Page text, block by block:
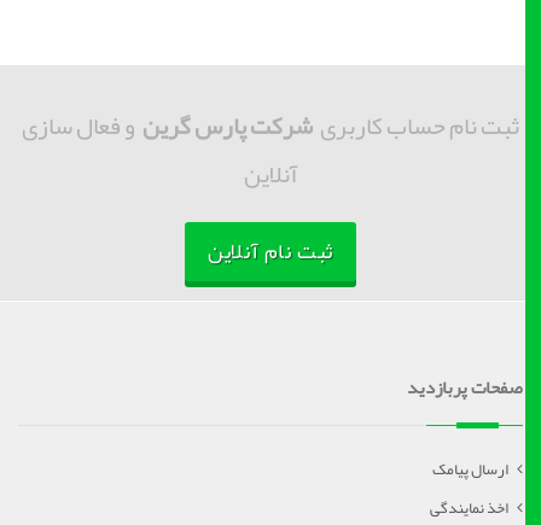
ثبت نام حساب کاربریشرکت پارس گرینو فعال سازی
آنلاین
ثبت نام آنلاین
صفحات پربازدید
ارسال پیامک
اخذ نمایندگی